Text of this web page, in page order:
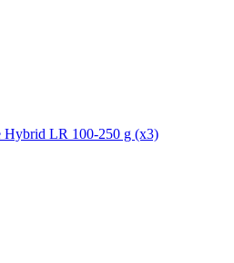
Hybrid LR 100-250 g (x3)